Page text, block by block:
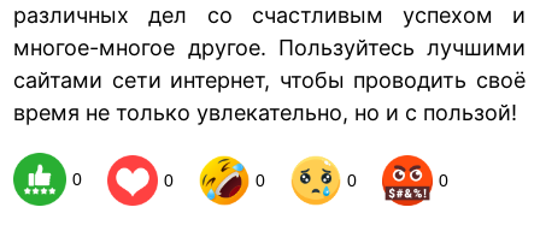
различных дел со счастливым успехом и
многое-многое другое. Пользуйтесь лучшими
сайтами сети интернет, чтобы проводить своё
время не только увлекательно, но и с пользой!
0 0 0 0 0